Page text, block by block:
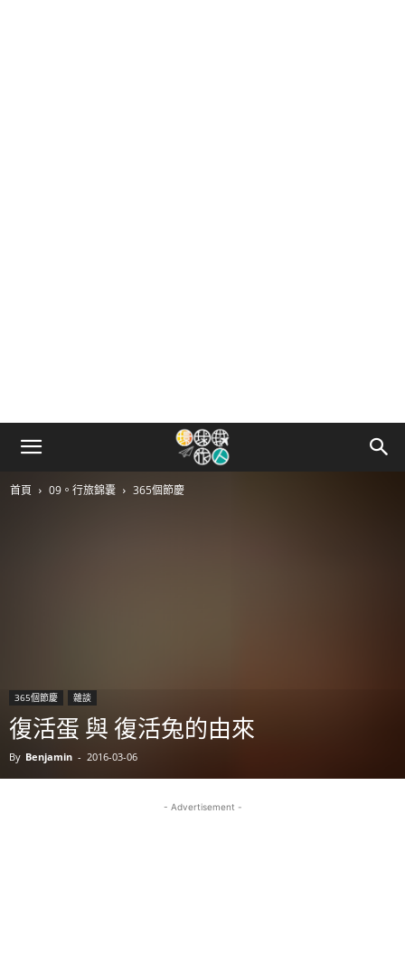
首頁 09。行旅錦囊 365個節慶
365個節慶 雜談
復活蛋 與 復活兔的由來
By Benjamin - 2016-03-06
- Advertisement -